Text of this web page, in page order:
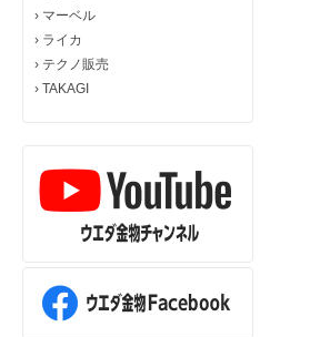
› マーベル
› ライカ
› テクノ販売
› TAKAGI